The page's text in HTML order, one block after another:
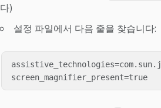
다)
설정 파일에서 다음 줄을 찾습니다:
screen_magnifier_present=true